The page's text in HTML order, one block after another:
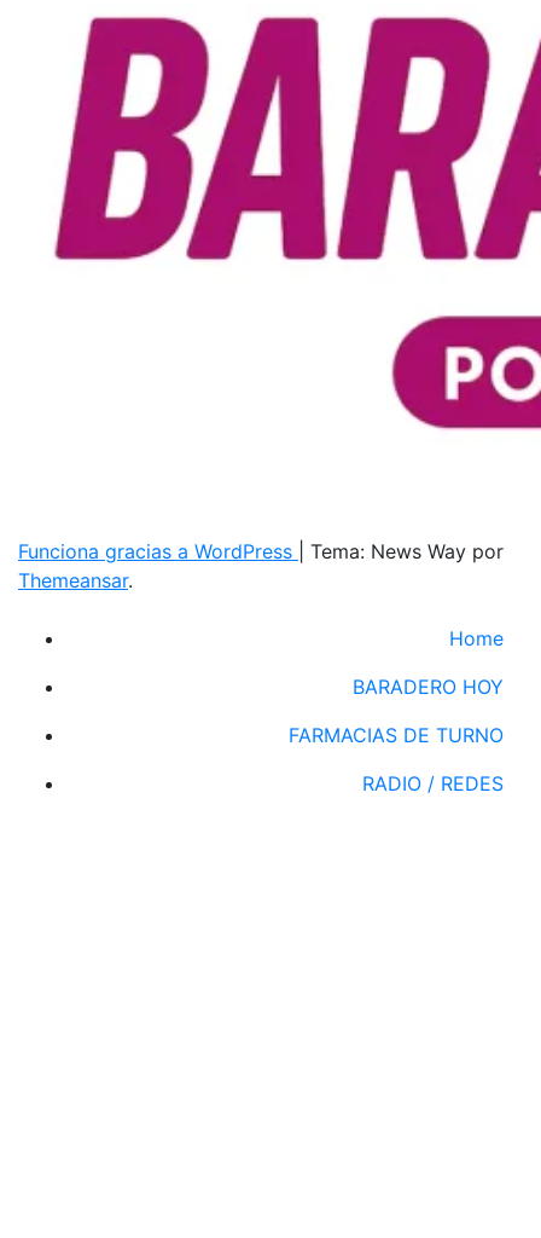
Funciona gracias a WordPress
Tema: News Way por
Themeansar.
Home
BARADERO HOY
FARMACIAS DE TURNO
RADIO / REDES